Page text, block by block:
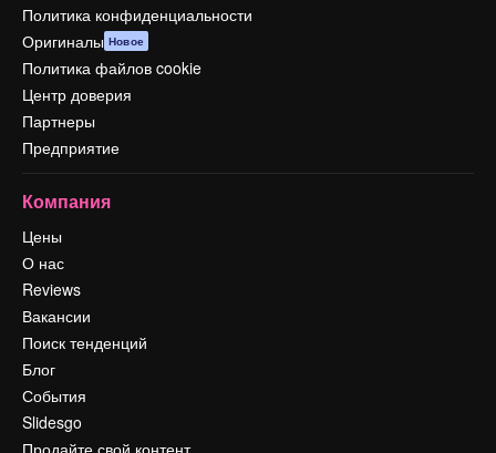
Политика конфиденциальности
Оригиналы Новое
Политика файлов cookie
Центр доверия
Партнеры
Предприятие
Компания
Цены
О нас
Reviews
Вакансии
Поиск тенденций
Блог
События
Slidesgo
Продайте свой контент